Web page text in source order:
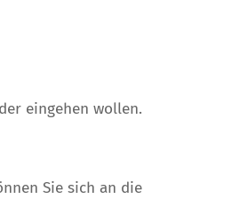
eingehen wollen.
Sie sich an die